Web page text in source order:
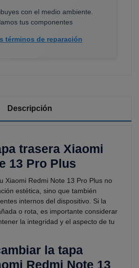
con el medio ambiente.
tus componentes
términos de reparación
Descripción
trasera Xiaomi
13 Pro Plus
Xiaomi Redmi Note 13 Pro Plus no
estética, sino que también
internos del dispositivo. Si la
o rota, es importante considerar
la integridad y el aspecto de tu
la tapa
Redmi Note 13